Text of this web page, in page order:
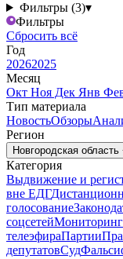
Фильтры (3)▾
Фильтры
Сбросить всё
Год
20262025
Месяц
Окт Ноя Дек Янв
Тип материала
НовостьОбзоры
Регион
Новгородская область
Категория
Выдвижение и
вне ЕДГ
голосование
соцсетейМониторинг
телеэфираПартии
депутатовСуд